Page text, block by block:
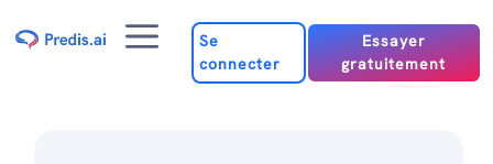
au
Menu
Se
connecter
Essayer
gratuitement